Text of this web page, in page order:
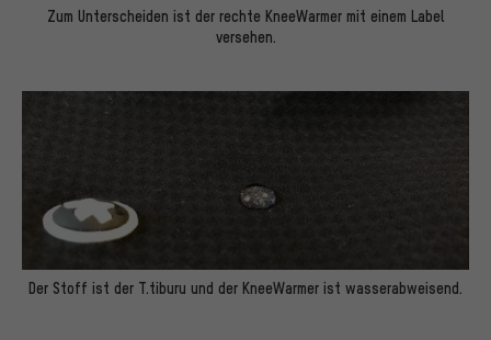
Zum Unterscheiden ist der rechte KneeWarmer mit einem Label
versehen.
Der Stoff ist der T.tiburu und der KneeWarmer ist wasserabweisend.